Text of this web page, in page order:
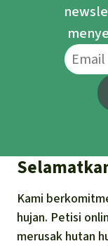
Kami
hujan. Petisi
merusak hutan